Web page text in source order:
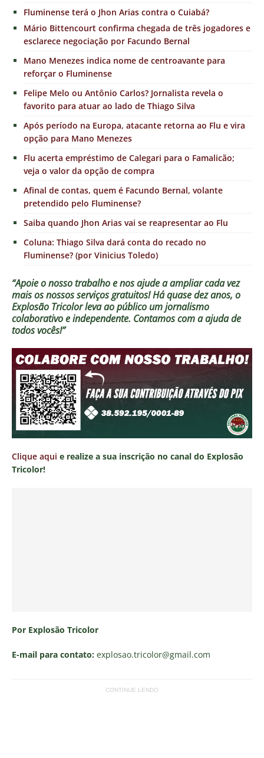
Fluminense terá o Jhon Arias contra o Cuiabá?
Mário Bittencourt confirma chegada de três jogadores e
esclarece negociação por Facundo Bernal
Mano Menezes indica nome de centroavante para
reforçar o Fluminense
Felipe Melo ou Antônio Carlos? Jornalista revela o
favorito para atuar ao lado de Thiago Silva
Após período na Europa, atacante retorna ao Flu e vira
opção para Mano Menezes
Flu acerta empréstimo de Calegari para o Famalicão;
veja o valor da opção de compra
Afinal de contas, quem é Facundo Bernal, volante
pretendido pelo Fluminense?
Saiba quando Jhon Arias vai se reapresentar ao Flu
Coluna: Thiago Silva dará conta do recado no
Fluminense? (por Vinicius Toledo)
“Apoie o nosso trabalho e nos ajude a ampliar cada vez
mais os nossos serviços gratuitos!Há quase dez anos, o
Explosão Tricolor leva ao público um jornalismo
colaborativo e independente. Contamos com a ajuda de
todos vocês!”
Clique aqui e realize a sua inscrição no canal do Explosão
Tricolor!
Por Explosão Tricolor
E-mail para contato: explosao.tricolor@gmail.com
CONTINUE LENDO